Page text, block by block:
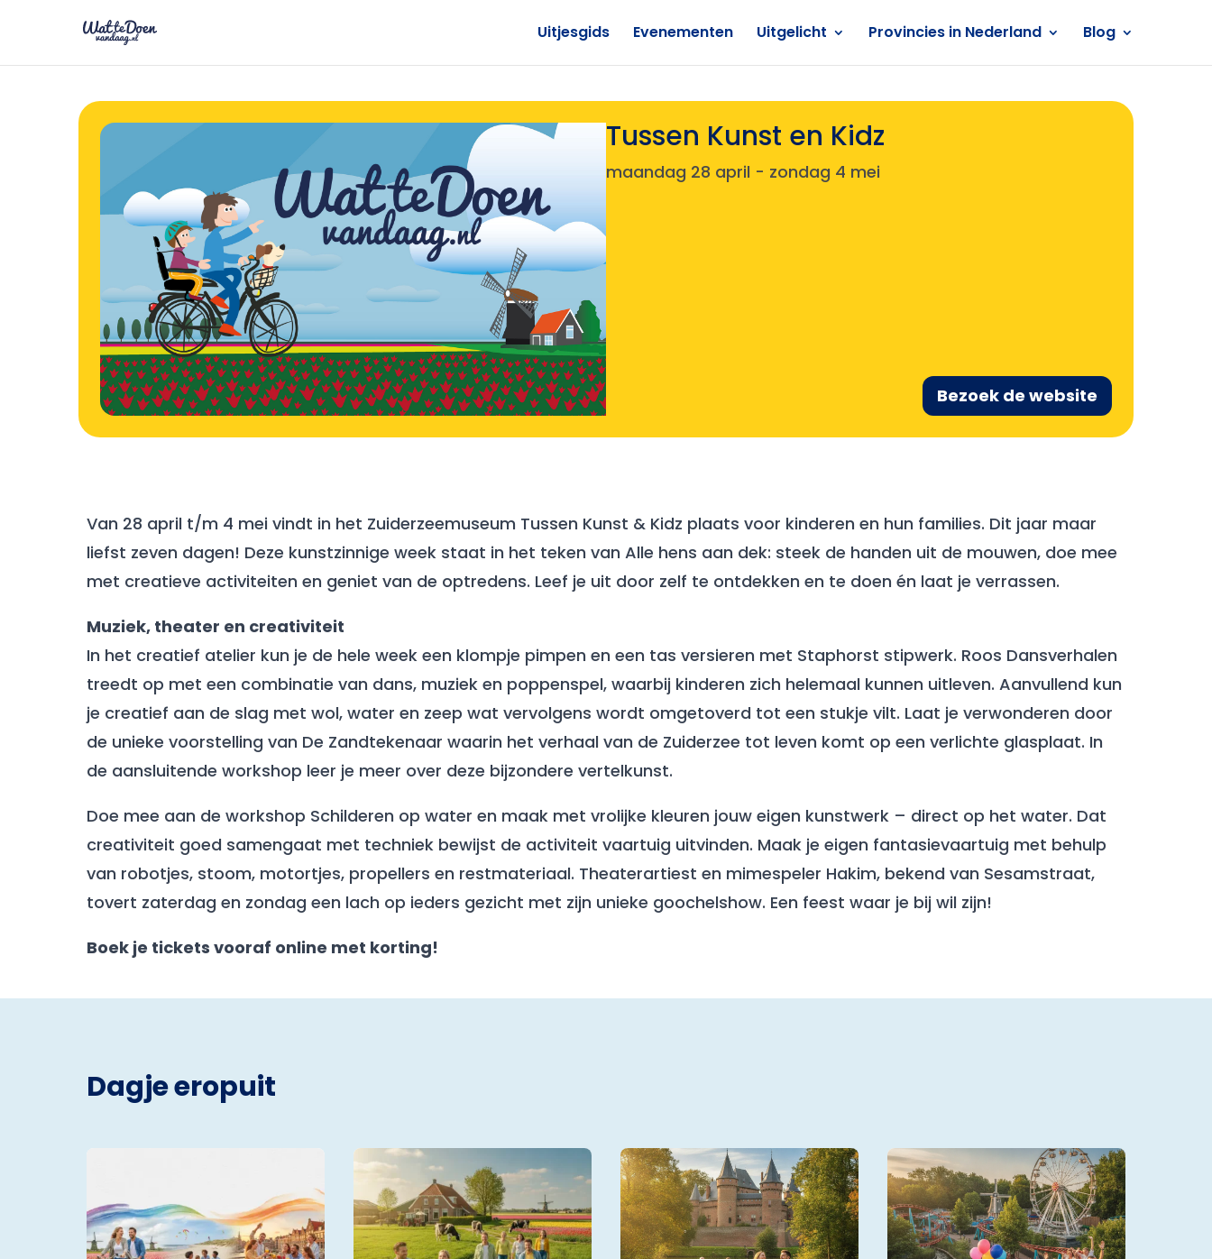
Uitjesgids Evenementen Uitgelicht Provincies in Nederland Blog
Tussen Kunst en Kidz
maandag 28 april - zondag 4 mei
Bezoek de website
Van 28 april t/m 4 mei vindt in het Zuiderzeemuseum Tussen Kunst & Kidz plaats voor kinderen en hun families. Dit jaar maar
liefst zeven dagen! Deze kunstzinnige week staat in het teken van Alle hens aan dek: steek de handen uit de mouwen, doe mee
met creatieve activiteiten en geniet van de optredens. Leef je uit door zelf te ontdekken en te doen én laat je verrassen.
Muziek, theater en creativiteit
In het creatief atelier kun je de hele week een klompje pimpen en een tas versieren met Staphorst stipwerk. Roos Dansverhalen
treedt op met een combinatie van dans, muziek en poppenspel, waarbij kinderen zich helemaal kunnen uitleven. Aanvullend kun
je creatief aan de slag met wol, water en zeep wat vervolgens wordt omgetoverd tot een stukje vilt. Laat je verwonderen door
de unieke voorstelling van De Zandtekenaar waarin het verhaal van de Zuiderzee tot leven komt op een verlichte glasplaat. In
de aansluitende workshop leer je meer over deze bijzondere vertelkunst.
Doe mee aan de workshop Schilderen op water en maak met vrolijke kleuren jouw eigen kunstwerk – direct op het water. Dat
creativiteit goed samengaat met techniek bewijst de activiteit vaartuig uitvinden. Maak je eigen fantasievaartuig met behulp
van robotjes, stoom, motortjes, propellers en restmateriaal. Theaterartiest en mimespeler Hakim, bekend van Sesamstraat,
tovert zaterdag en zondag een lach op ieders gezicht met zijn unieke goochelshow. Een feest waar je bij wil zijn!
Boek je tickets vooraf online met korting!
Dagje eropuit